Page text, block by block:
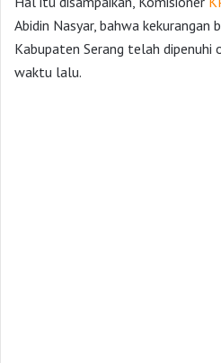
Abidin Nasyar, bahwa kekurangan
Kabupaten Serang telah dipenuhi
waktu lalu.